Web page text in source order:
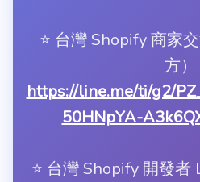
⭐️ 台灣 Shopify 商家
方）
https://line.me/ti/g2/
50HNpYA-
⭐️ 台灣 Shopify 開發者